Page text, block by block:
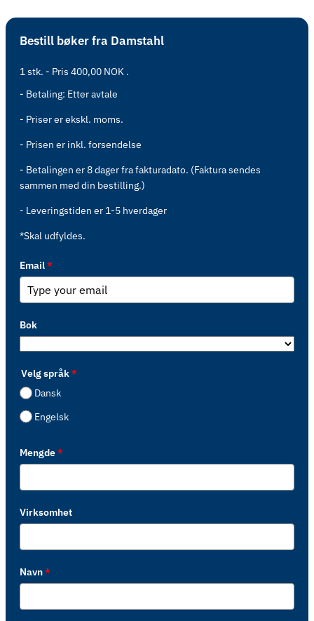
Bestill bøker fra Damstahl
1 stk. - Pris 400,00 NOK .
- Betaling: Etter avtale
- Priser er ekskl. moms.
- Prisen er inkl. forsendelse
- Betalingen er 8 dager fra fakturadato. (Faktura sendes
sammen med din bestilling.)
- Leveringstiden er 1-5 hverdager
*Skal udfyldes.
Email*
Bok
Velg språk*
Dansk
Engelsk
Mengde*
Virksomhet
Navn*